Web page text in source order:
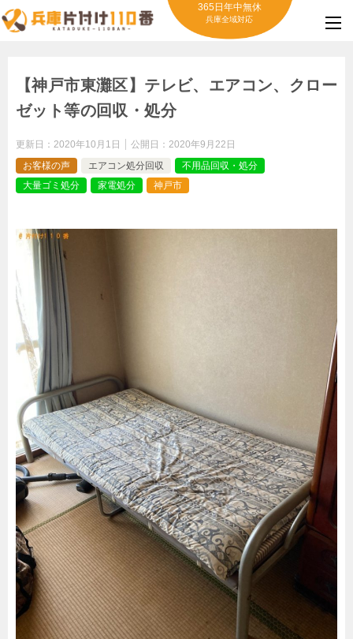
365日年中無休
兵庫全域対応
【神戸市東灘区】テレビ、エアコン、クロー
ゼット等の回収・処分
更新日： 2020年10月1日 公開日： 2020年9月22日
お客様の声
エアコン処分回収
不用品回収・処分
大量ゴミ処分
家電処分 神戸市